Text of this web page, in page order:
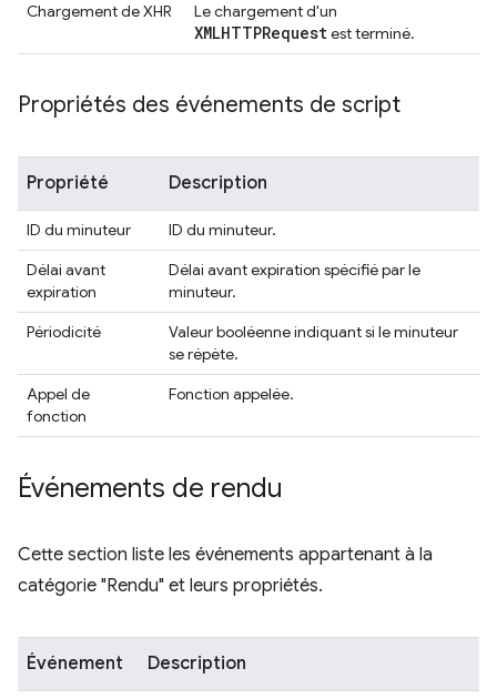
Chargement de XHR
Le chargement d'un
XMLHTTPRequestest terminé.
Propriétés des événements de script
Propriété Description
ID du minuteur
ID du minuteur.
Délai avant
expiration
Délai avant expiration spécifié par le
minuteur.
Périodicité
Valeur booléenne indiquant si le minuteur
se répète.
Appel de
fonction
Fonction appelée.
Événements de rendu
Cette section liste les événements appartenant à la
catégorie "Rendu" et leurs propriétés.
Événement Description